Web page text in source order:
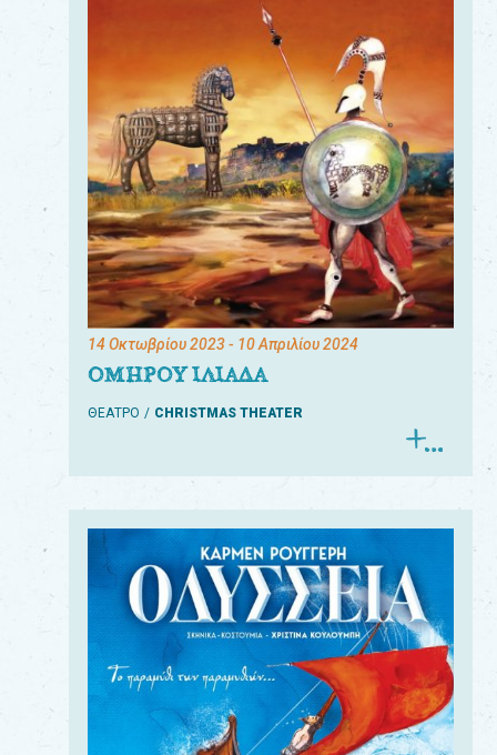
14 Οκτωβρίου 2023- 10 Απριλίου 2024
ΟΜΗΡΟΥ ΙΛΙΑΔΑ
ΘΕΑΤΡΟ CHRISTMAS THEATER